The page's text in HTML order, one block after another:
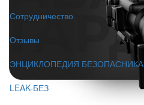
Сотрудничество
Отзывы
ЭНЦИКЛОПЕДИЯ БЕЗОПАСНИКА
LEAK-БЕЗ